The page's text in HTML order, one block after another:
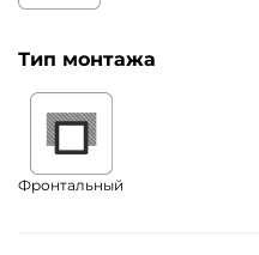
Тип монтажа
Фронтальный